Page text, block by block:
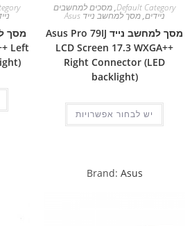
Default Category
,מסכים למחשבים
ניידים,מסך למחשב נייד Asus
מסך למחשב נייד Asus Pro 79IJ
LCD Screen 17.3 WXGA++
Right Connector (LED
backlight)
יש לבחור אפשרויות
Left
Brand: Asus